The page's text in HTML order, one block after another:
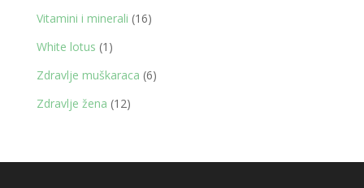
proizvoda
Vitamini i minerali 1616
White lotus 1 1
proizvod
Zdravlje muškaraca 66
Zdravlje žena 1212